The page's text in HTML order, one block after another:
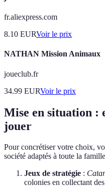
fr.aliexpress.com
8.10 EURVoir le prix
NATHAN Mission Animaux
joueclub.fr
34.99 EURVoir le prix
Mise en situation :
jouer
Pour concrétiser votre choix,
société adaptés à toute la
Jeux de stratégie :
colonies en collectant